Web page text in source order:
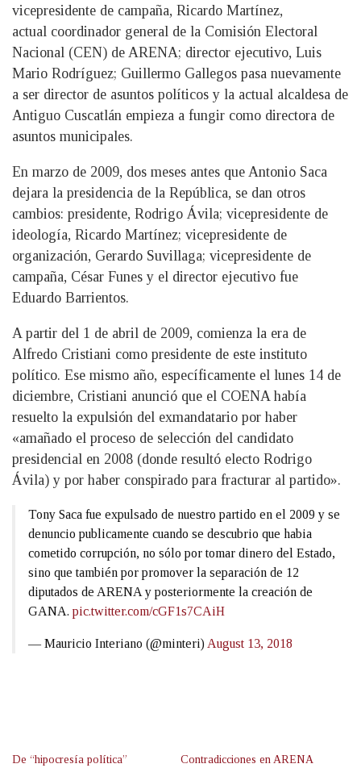
vicepresidente de campaña, Ricardo Martínez,
actual coordinador general de la Comisión Electoral
Nacional (CEN) de ARENA; director ejecutivo, Luis
Mario Rodríguez; Guillermo Gallegos pasa nuevamente
a ser director de asuntos políticos y la actual alcaldesa de
Antiguo Cuscatlán empieza a fungir como directora de
asuntos municipales.
En marzo de 2009, dos meses antes que Antonio Saca
dejara la presidencia de la República, se dan otros
cambios: presidente, Rodrigo Ávila; vicepresidente de
ideología, Ricardo Martínez; vicepresidente de
organización, Gerardo Suvillaga; vicepresidente de
campaña, César Funes y el director ejecutivo fue
Eduardo Barrientos.
A partir del 1 de abril de 2009, comienza la era de
Alfredo Cristiani como presidente de este instituto
político. Ese mismo año, específicamente el lunes 14 de
diciembre, Cristiani anunció que el COENA había
resuelto la expulsión del exmandatario por haber
«amañado el proceso de selección del candidato
presidencial en 2008 (donde resultó electo Rodrigo
Ávila) y por haber conspirado para fracturar al partido».
Tony Saca fue expulsado de nuestro partido en el 2009 y se
denuncio publicamente cuando se descubrio que habia
cometido corrupción, no sólo por tomar dinero del Estado,
sino que también por promover la separación de 12
diputados de ARENA y posteriormente la creación de
GANA. pic.twitter.com/cGF1s7CAiH
— Mauricio Interiano (@minteri) August 13, 2018
De “hipocresía política”
Contradicciones en ARENA